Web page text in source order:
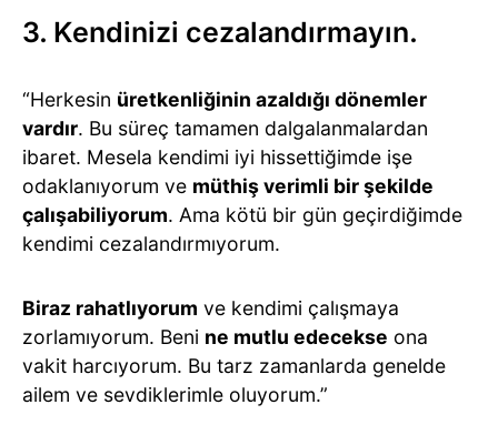
3. Kendinizi cezalandırmayın.
“Herkesin üretkenliğinin azaldığı dönemler
vardır. Bu süreç tamamen dalgalanmalardan
ibaret. Mesela kendimi iyi hissettiğimde işe
odaklanıyorum ve müthiş verimli bir şekilde
çalışabiliyorum. Ama kötü bir gün geçirdiğimde
kendimi cezalandırmıyorum.
Biraz rahatlıyorum ve kendimi çalışmaya
zorlamıyorum. Beni ne mutlu edecekse ona
vakit harcıyorum. Bu tarz zamanlarda genelde
ailem ve sevdiklerimle oluyorum.”